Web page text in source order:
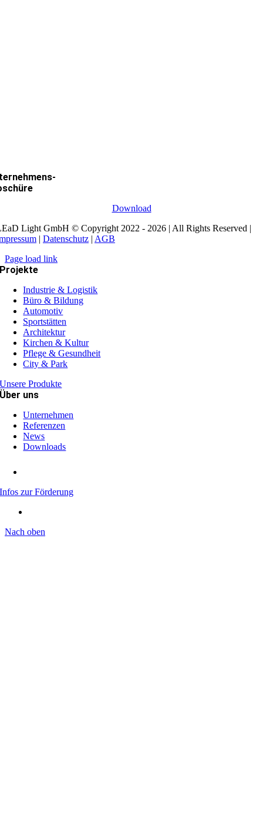
Download
Light GmbH © Copyright 2022 - 2026 | All Rights Reserved |
| Datenschutz | AGB
Page load link
Projekte
Industrie & Logistik
Büro & Bildung
Automotiv
Sportstätten
Architektur
Kirchen & Kultur
Pflege & Gesundheit
City & Park
Unsere Produkte
Über uns
Unternehmen
Referenzen
News
Downloads
Infos zur Förderung
Nach oben